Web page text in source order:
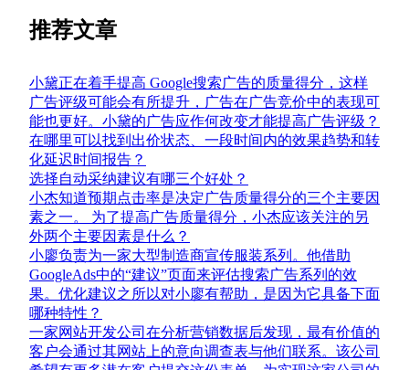
推荐文章
小黛正在着手提高 Google搜索广告的质量得分，这样
广告评级可能会有所提升，广告在广告竞价中的表现可
能也更好。小黛的广告应作何改变才能提高广告评级？
在哪里可以找到出价状态、一段时间内的效果趋势和转
化延迟时间报告？
选择自动采纳建议有哪三个好处？
小杰知道预期点击率是决定广告质量得分的三个主要因
素之一。 为了提高广告质量得分，小杰应该关注的另
外两个主要因素是什么？
小廖负责为一家大型制造商宣传服装系列。他借助
GoogleAds中的“建议”页面来评估搜索广告系列的效
果。优化建议之所以对小廖有帮助，是因为它具备下面
哪种特性？
一家网站开发公司在分析营销数据后发现，最有价值的
客户会通过其网站上的意向调查表与他们联系。该公司